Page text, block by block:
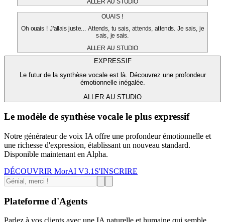
OUAIS !
Oh ouais ! J'allais juste... Attends, tu sais, attends, attends. Je sais, je
sais, je sais.
ALLER AU STUDIO
EXPRESSIF
Le futur de la synthèse vocale est là. Découvrez une profondeur
émotionnelle inégalée.
ALLER AU STUDIO
Le modèle de synthèse vocale le plus expressif
Notre générateur de voix IA offre une profondeur émotionnelle et
une richesse d'expression, établissant un nouveau standard.
Disponible maintenant en Alpha.
DÉCOUVRIR MorAI V3.1 S'INSCRIRE
Plateforme d'Agents